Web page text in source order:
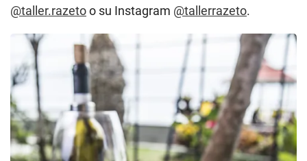
@taller.razetoo su Instagram @tallerrazeto.